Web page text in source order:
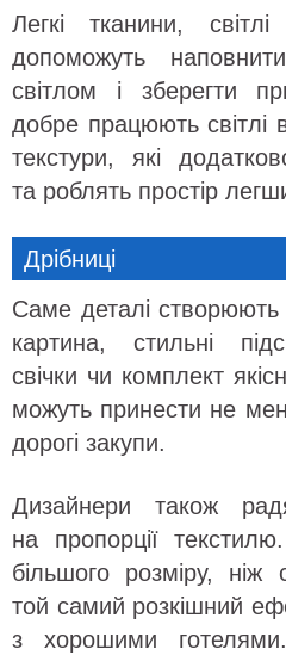
Легкі тканини,
допоможуть
світлом і зберегти
добре працюють світлі
текстури, які
та роблять простір
Дрібниці
Саме деталі
картина, стильні
свічки чи комплект
можуть принести не
дорогі закупи.
Дизайнери також
на пропорції
більшого розміру,
той самий розкішний
з хорошими